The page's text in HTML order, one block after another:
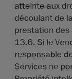
atteinte aux
découlant de
prestation des
13.6. Si le
responsable
Services ne